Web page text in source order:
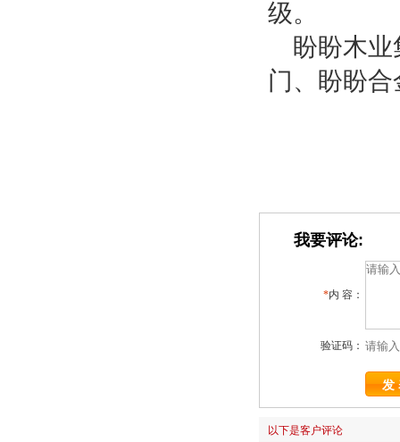
级。
盼盼木
门、盼盼
我要评论:
*内 容：
验证码：
以下是客户评论